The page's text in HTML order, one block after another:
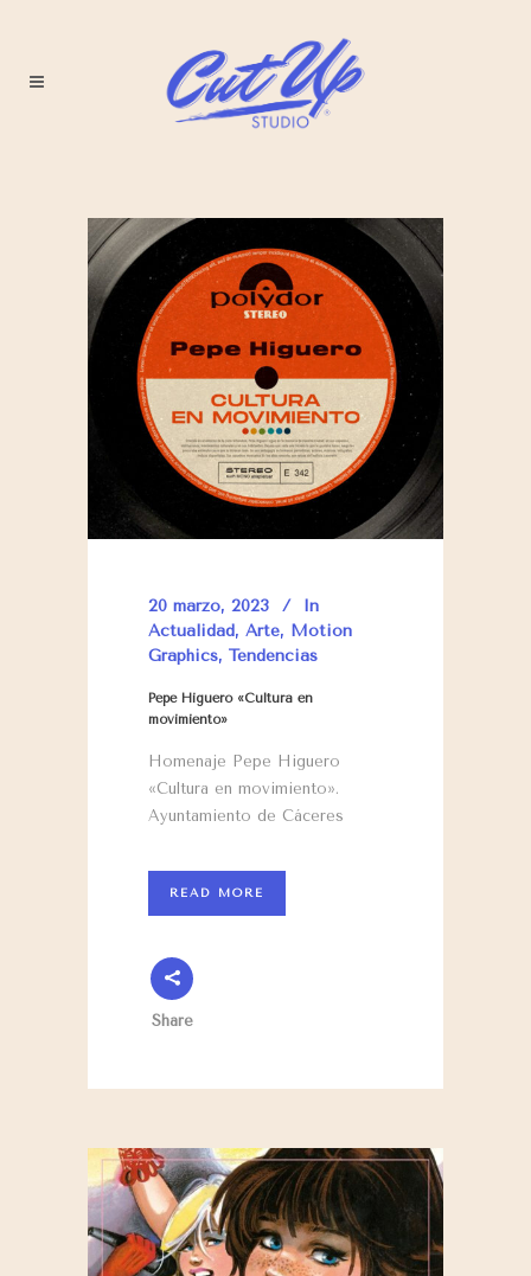
20 marzo, 2023
In
Actualidad, Arte, Motion
Graphics, Tendencias
Pepe Higuero «Cultura en
movimiento»
Homenaje Pepe Higuero
«Cultura en movimiento».
Ayuntamiento de Cáceres
READ MORE
Share